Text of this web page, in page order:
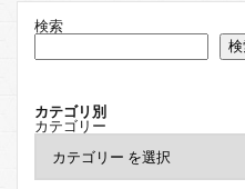
検索
カテゴリ別
カテゴリー